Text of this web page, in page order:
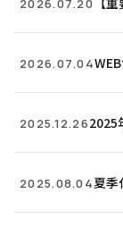
2026.07.20
2026.07.04
2025.12.262025
2025.08.04夏季